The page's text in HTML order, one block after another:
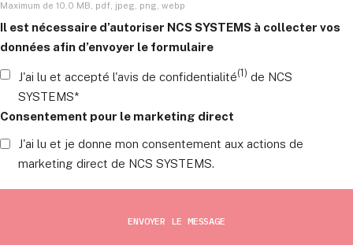
Maximum de 10.0 MB pdf, jpeg, png, webp
Il est nécessaire d’autoriser NCS SYSTEMS à collecter vos
données afin d’envoyer le formulaire
J'ai lu et accepté l'avis de confidentialité(1) de NCS
SYSTEMS*
Consentement pour le marketing direct
J'ai lu et je donne mon consentement aux actions de
marketing direct de NCS SYSTEMS.